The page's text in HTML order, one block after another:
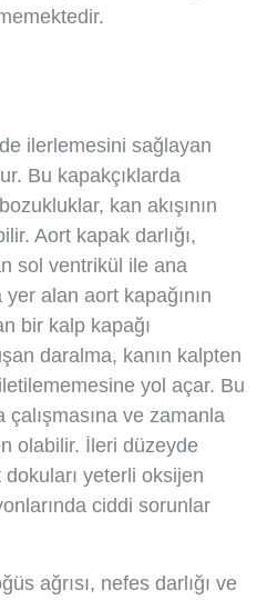
ilerlemesini sağlayan
Bu kapakçıklarda
kan akışının
Aort kapak darlığı,
sol ventrikül ile ana
alan aort kapağının
bir kalp kapağı
daralma, kanın kalpten
yol açar. Bu
ve zamanla
olabilir. İleri düzeyde
yeterli oksijen
ciddi sorunlar
ağrısı, nefes darlığı ve